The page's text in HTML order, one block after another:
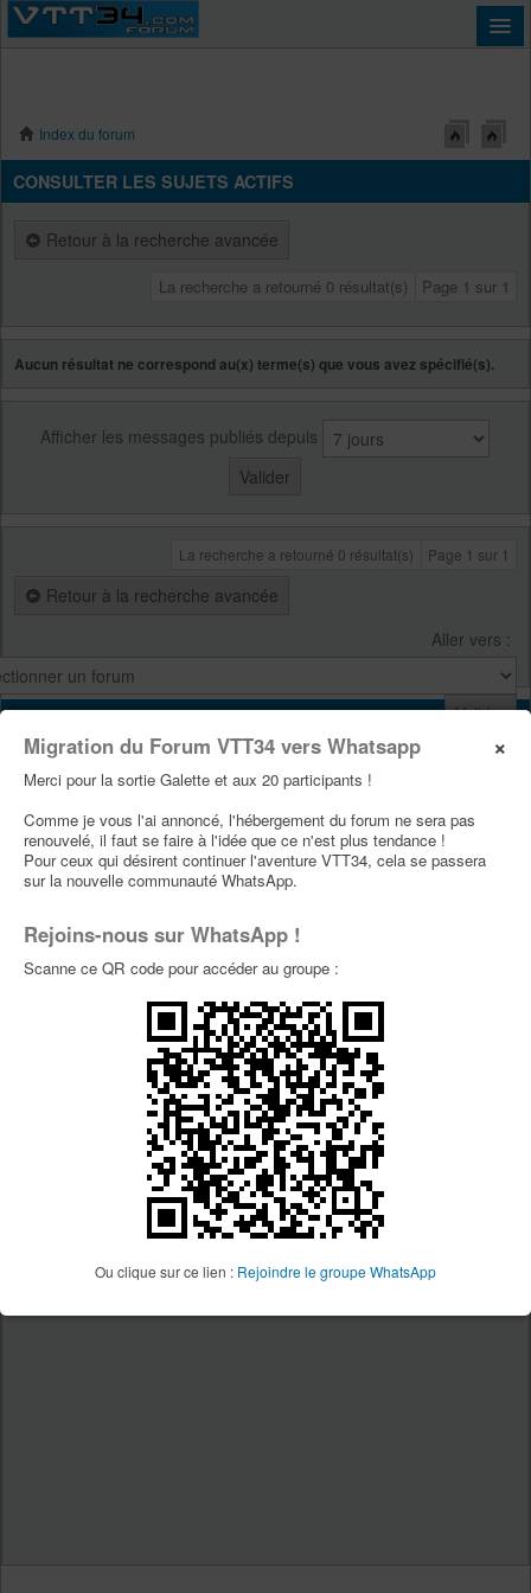
×
Migration du Forum VTT34 vers Whatsapp
Merci pour la sortie Galette et aux 20 participants !
Comme je vous l'ai annoncé, l'hébergement du forum ne sera pas
renouvelé, il faut se faire à l'idée que ce n'est plus tendance !
Pour ceux qui désirent continuer l'aventure VTT34, cela se passera
sur la nouvelle communauté WhatsApp.
Rejoins-nous sur WhatsApp !
Scanne ce QR code pour accéder au groupe :
Ou clique sur ce lien : Rejoindre le groupe WhatsApp
Index du forum
CONSULTER LES SUJETS ACTIFS
Retour à la recherche avancée
La recherche a retourné 0 résultat(s) Page 1 sur 1
Aucun résultat ne correspond au(x) terme(s) que vous avez spécifié(s).
Afficher les messages publiés depuis
La recherche a retourné 0 résultat(s) Page 1 sur 1
Retour à la recherche avancée
Aller vers :
Site Vtt34
Page Facebook Vtt34
Page Youtube Vtt34